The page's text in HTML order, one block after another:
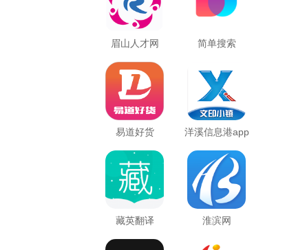
眉山人才网 简单搜索
易道好货 洋溪信息港app
藏英翻译 淮滨网